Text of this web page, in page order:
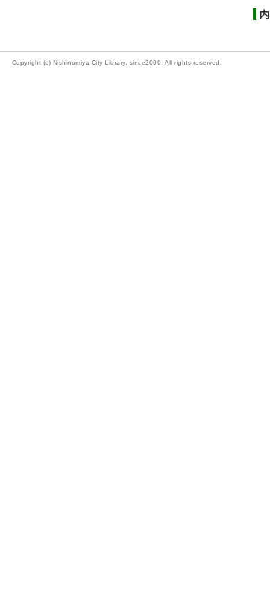
Copyright (c) Nishinomiya City Library, since2000, All rights reserved.